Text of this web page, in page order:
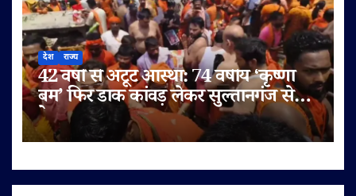
देश राज्य
42 वर्षों से अटूट आस्था: 74 वर्षीय ‘कृष्णा
बम’ फिर डाक कांवड़ लेकर सुल्तानगंज से
देवघर रवाना